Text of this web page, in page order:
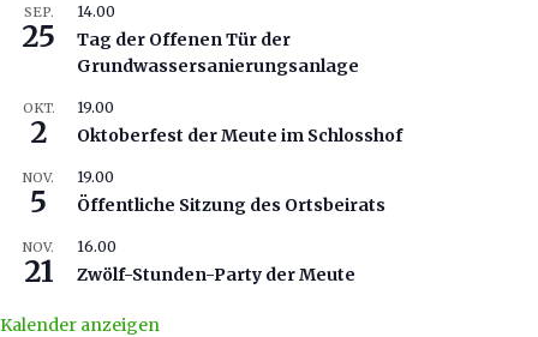
SEP.
25
14.00
Tag der Offenen Tür der
Grundwassersanierungsanlage
OKT.
2
19.00
Oktoberfest der Meute im Schlosshof
NOV.
5
19.00
Öffentliche Sitzung des Ortsbeirats
NOV.
21
16.00
Zwölf-Stunden-Party der Meute
Kalender anzeigen